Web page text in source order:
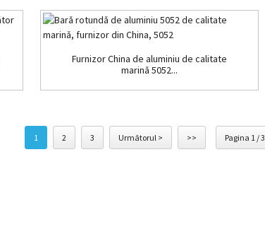
Furnizor China de aluminiu de calitate
marină 5052...
1 2 3 Următorul > >> Pagina 1 / 3